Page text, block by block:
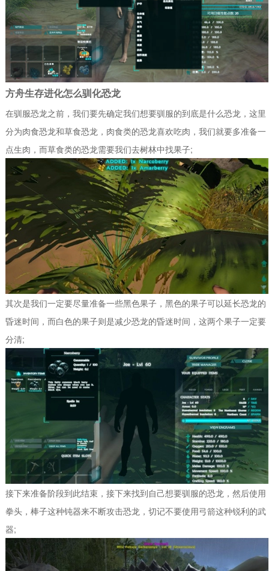
方舟生存进化怎么驯化恐龙
在驯服恐龙之前，我们要先确定我们想要驯服的到底是什么恐龙，这里
分为肉食恐龙和草食恐龙，肉食类的恐龙喜欢吃肉，我们就要多准备一
点生肉，而草食类的恐龙需要我们去树林中找果子;
其次是我们一定要尽量准备一些黑色果子，黑色的果子可以延长恐龙的
昏迷时间，而白色的果子则是减少恐龙的昏迷时间，这两个果子一定要
分清;
接下来准备阶段到此结束，接下来找到自己想要驯服的恐龙，然后使用
拳头，棒子这种钝器来不断攻击恐龙，切记不要使用弓箭这种锐利的武
器;